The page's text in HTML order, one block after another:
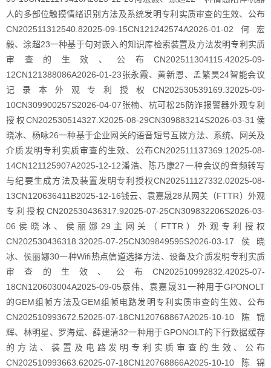
人的多部位触摸情绪识别方法及系统发明专利实质审查的生效、公布
CN202511312540.82025-09-15CN121242574A2026-01-02何宏
毅、涂超23一种基于句对嵌入的知识库检索装置及方法发明专利实质
审查的生效、公布CN202511304115.42025-09-
12CN121388086A2026-01-23张永霞、黄新恩、孟繁昊24智能会议
记录本外观专利授权CN202530539169.32025-09-
10CN309900257S2026-04-07张楠、杭可松25防诈报警器外观专利
授权CN202530514327.X2025-08-29CN309883214S2026-03-31侯
晓冰、杨咏26一种基于企业网关的语音短号互拨方法、系统、网关及
介质发明专利实质审查的生效、公布CN202511137369.12025-08-
14CN121125907A2025-12-12潘浩、陈乃康27一种会议的音频转写
与纪要生成方法及装置发明专利授权CN202511127332.02025-08-
13CN120636411B2025-12-16钱云、袁嘉晟28从网关（FTTR）外观
专利授权CN202530436317.92025-07-25CN309832206S2026-03-
06侯晓冰、侯丽娜29主网关（FTTR）外观专利授权
CN202530436318.32025-07-25CN309849595S2026-03-17侯晓
冰、侯丽娜30一种Wifi热点信道选择方法、设备及介质发明专利实质
审查的生效、公布CN202510992832.42025-07-
18CN120603004A2025-09-05蔡伟、袁嘉晟31一种用于GPONOLT
的GEM组帧方法及GEM组帧电路发明专利实质审查的生效、公布
CN202510993672.52025-07-18CN120768867A2025-10-10陈锦
辉、林明星、罗海斌、薛建清32一种用于GPONOLT的下行数据缓存
的方法、装置及电路发明专利实质审查的生效、公布
CN202510993663.62025-07-18CN120768866A2025-10-10陈锦